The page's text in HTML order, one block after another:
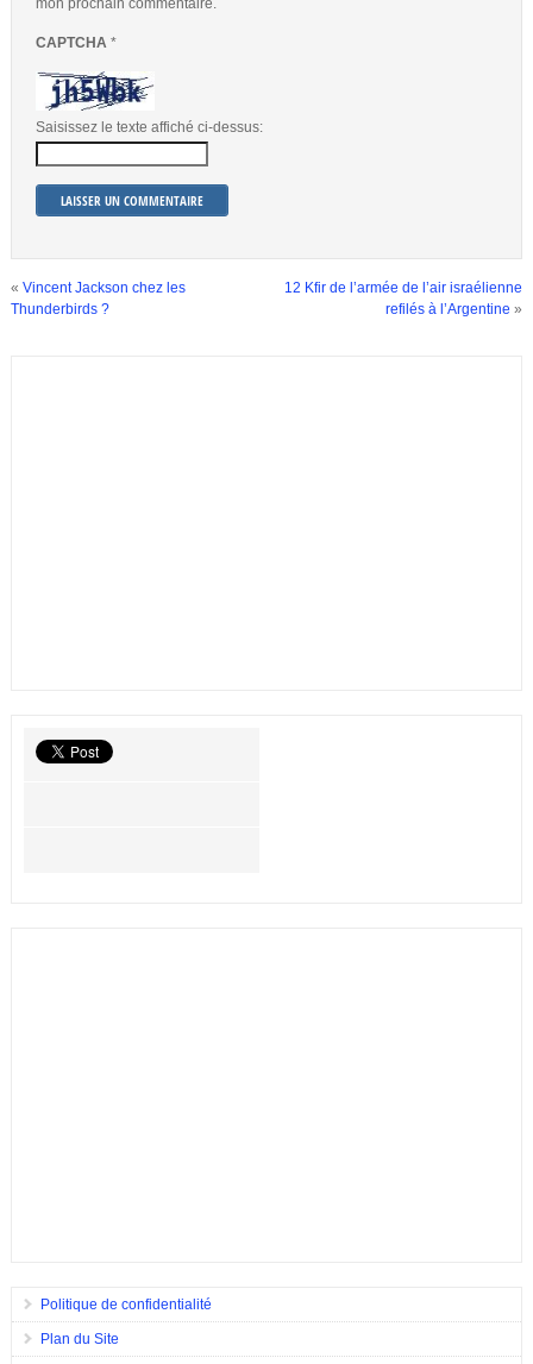
mon prochain commentaire.
CAPTCHA *
Saisissez le texte affiché ci-dessus:
« Vincent Jackson chez les
Thunderbirds ?
12 Kfir de l’armée de l’air israélienne
refilés à l’Argentine »
Politique de confidentialité
Plan du Site